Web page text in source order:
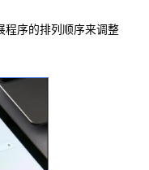
程序的排列顺序来调整